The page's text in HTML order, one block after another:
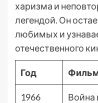
харизма и
легендой. Он
любимых и
отечественного
Год
1966 Война